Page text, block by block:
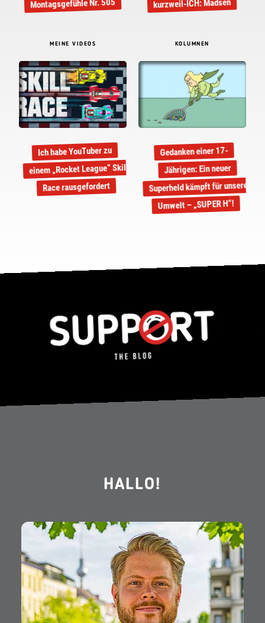
Montagsgefühle Nr. 505 kurzweil-ICH: Madsen
MEINE VIDEOS
Ich habe YouTuber zu
einem „Rocket League“ Skill
Race rausgefordert
KOLUMNEN
Gedanken einer 17-
Jährigen: Ein neuer
Superheld kämpft für unsere
Umwelt – „SUPER H“!
HALLO!